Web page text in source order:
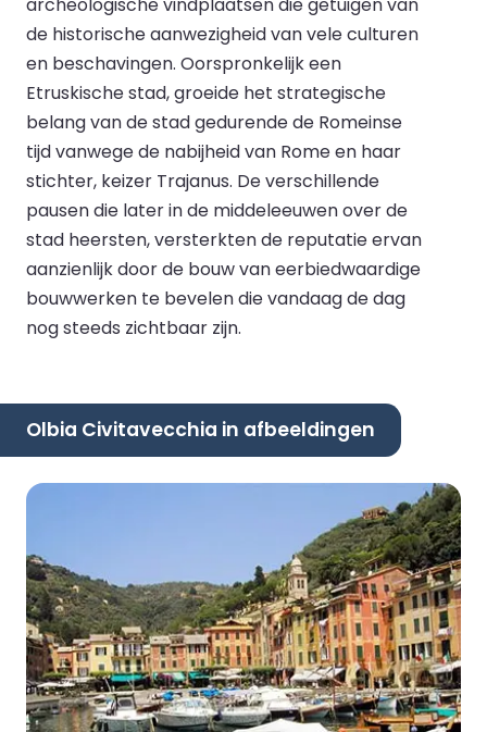
de historische aanwezigheid van vele culturen
en beschavingen. Oorspronkelijk een
Etruskische stad, groeide het strategische
belang van de stad gedurende de Romeinse
tijd vanwege de nabijheid van Rome en haar
stichter, keizer Trajanus. De verschillende
pausen die later in de middeleeuwen over de
stad heersten, versterkten de reputatie ervan
aanzienlijk door de bouw van eerbiedwaardige
bouwwerken te bevelen die vandaag de dag
nog steeds zichtbaar zijn.
Olbia Civitavecchia in afbeeldingen